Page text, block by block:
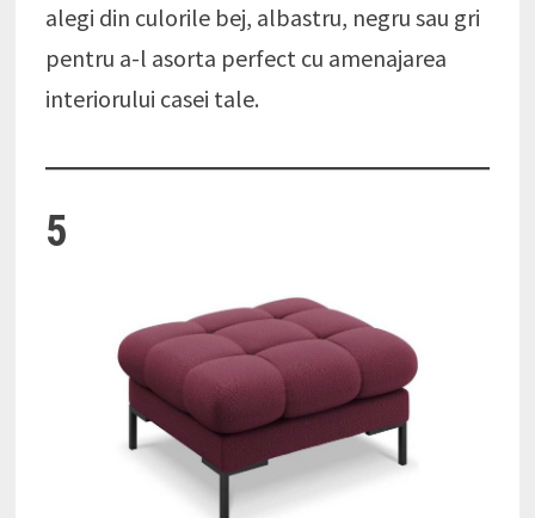
alegi din culorile bej, albastru, negru sau gri
pentru a-l asorta perfect cu amenajarea
interiorului casei tale.
5